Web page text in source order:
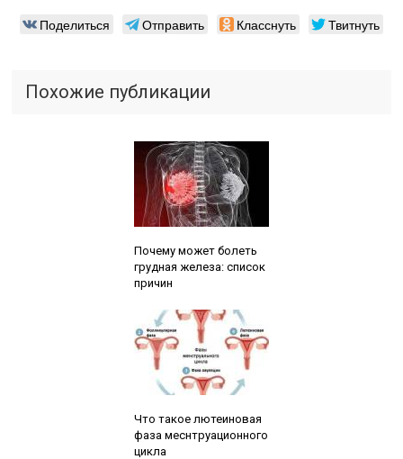
Поделиться Отправить Класснуть Твитнуть
Похожие публикации
Почему может болеть
грудная железа: список
причин
Что такое лютеиновая
фаза меснтруационного
цикла